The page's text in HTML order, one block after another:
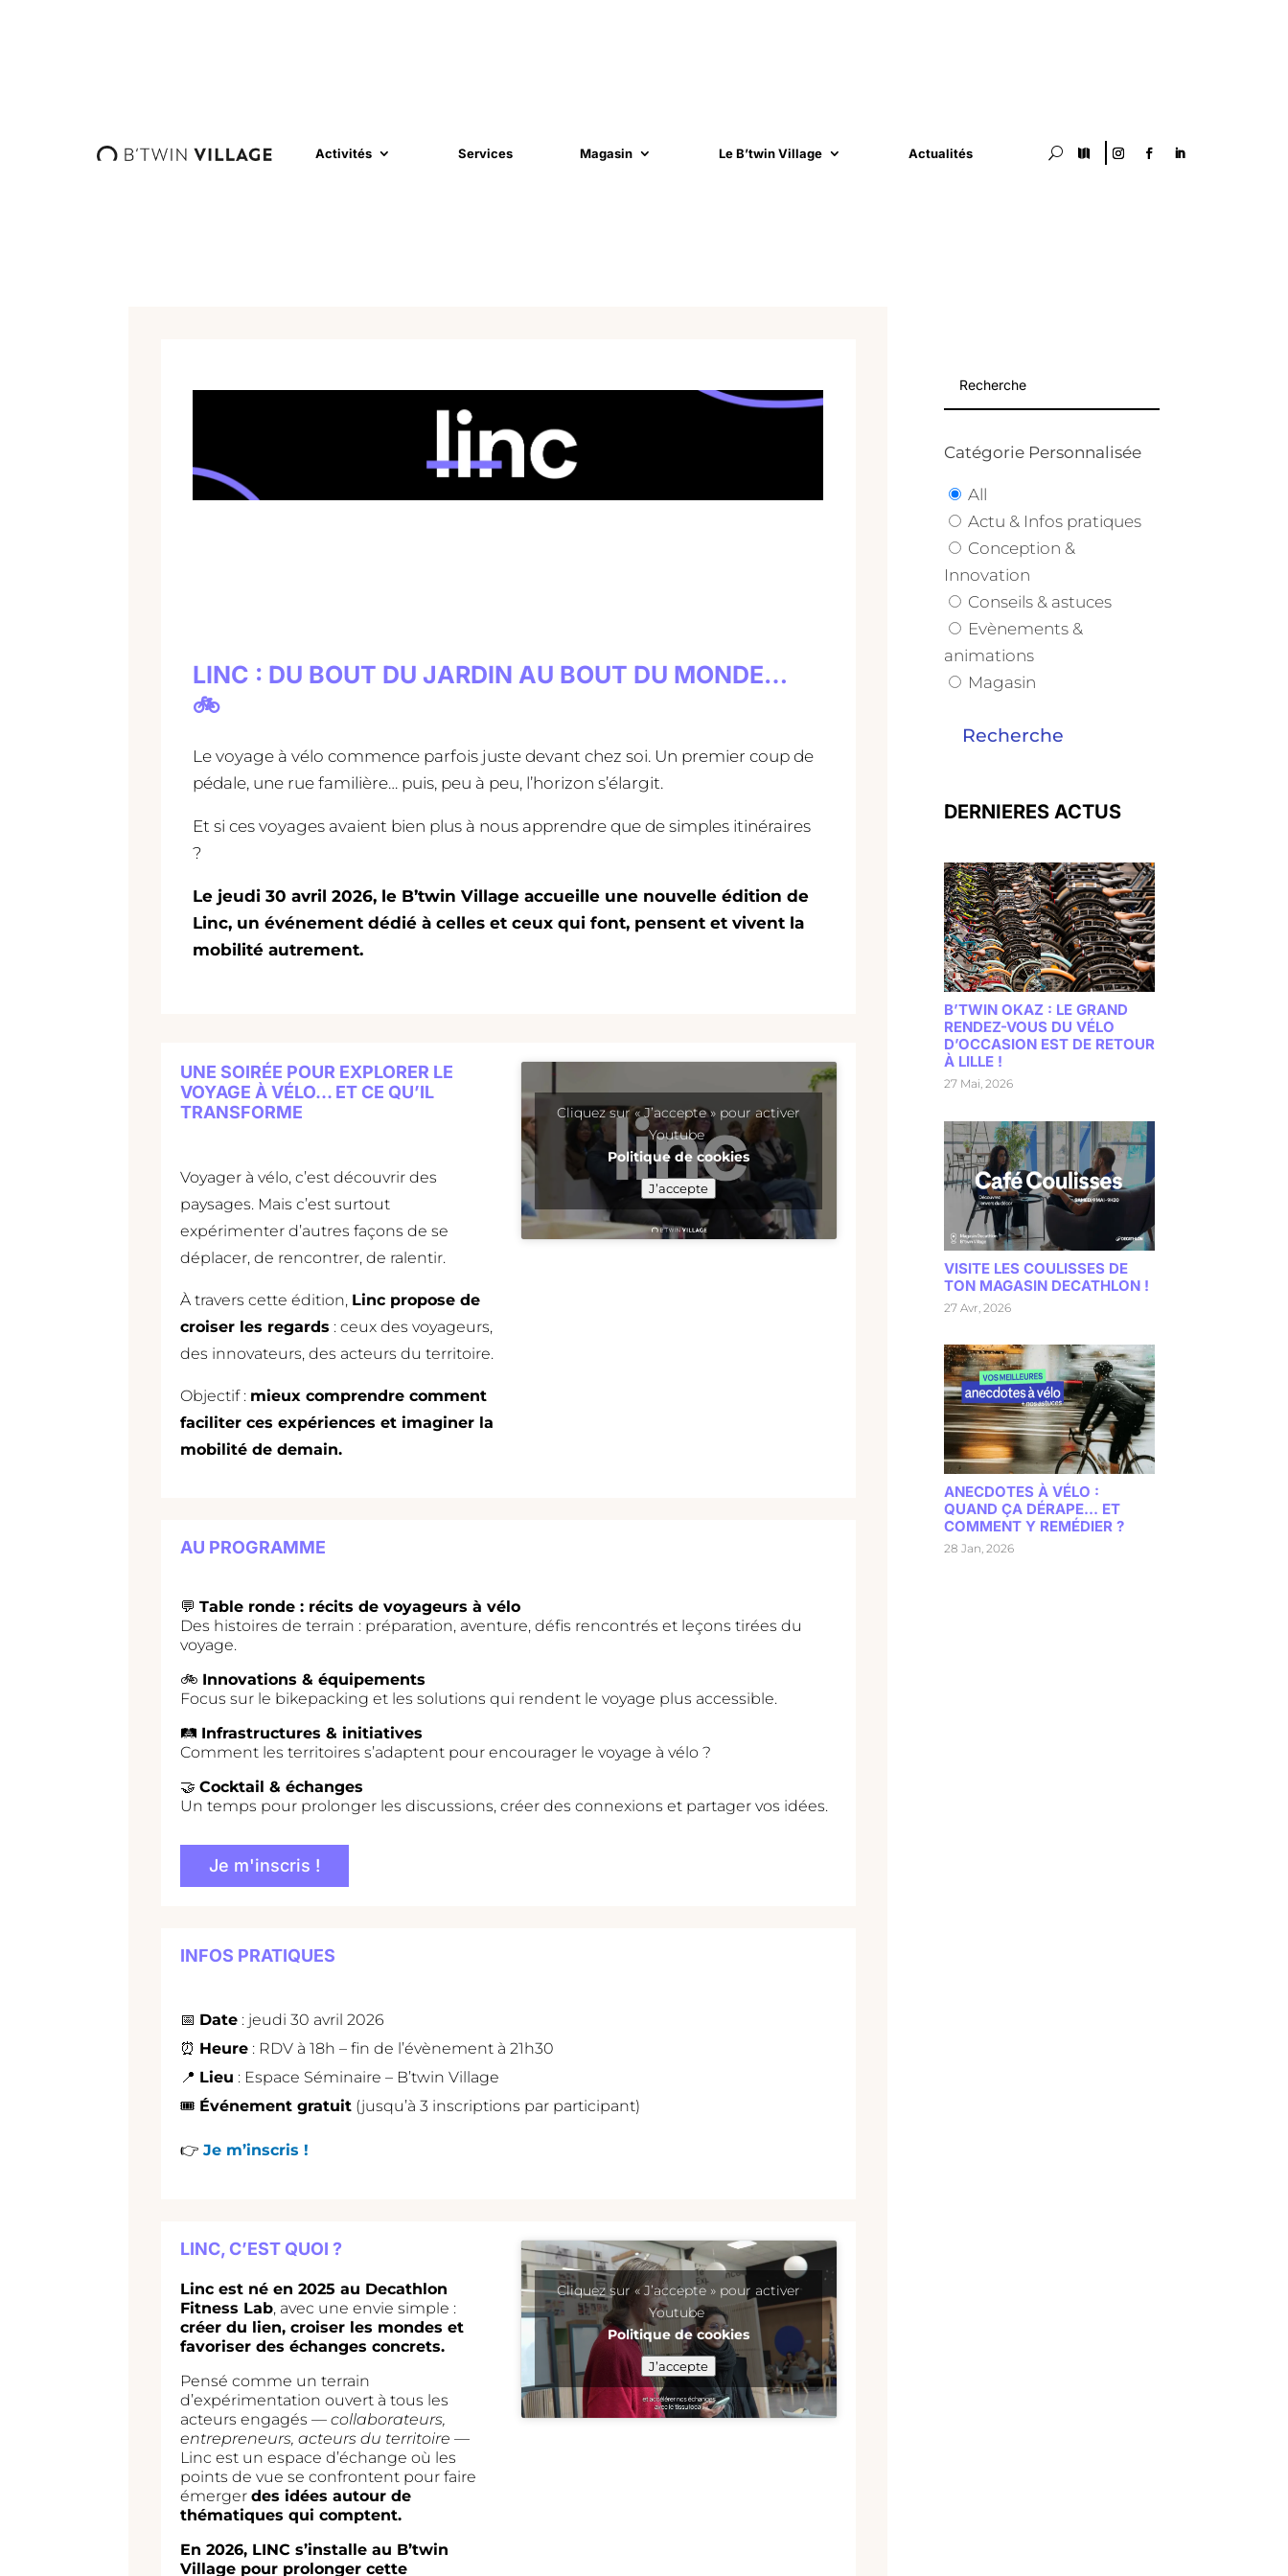
Activités Services Magasin Le B’twin Village Actualités 
U
LINC : DU BOUT DU JARDIN AU BOUT DU MONDE…
🚲
Le voyage à vélo commence parfois juste devant chez soi. Un premier coup de
pédale, une rue familière… puis, peu à peu, l’horizon s’élargit.
Et si ces voyages avaient bien plus à nous apprendre que de simples itinéraires
?
Le jeudi 30 avril 2026, le B’twin Village accueille une nouvelle édition de
Linc, un événement dédié à celles et ceux qui font, pensent et vivent la
mobilité autrement.
UNE SOIRÉE POUR EXPLORER LE
VOYAGE À VÉLO… ET CE QU’IL
TRANSFORME
Voyager à vélo, c’est découvrir des
paysages. Mais c’est surtout
expérimenter d’autres façons de se
déplacer, de rencontrer, de ralentir.
À travers cette édition, Linc propose de
croiser les regards : ceux des voyageurs,
des innovateurs, des acteurs du territoire.
Objectif : mieux comprendre comment
faciliter ces expériences et imaginer la
mobilité de demain.
Cliquez sur « J’accepte » pour activer
Youtube
Politique de cookies
J’accepte
AU PROGRAMME
💬 Table ronde : récits de voyageurs à vélo
Des histoires de terrain : préparation, aventure, défis rencontrés et leçons tirées du
voyage.
🚲 Innovations & équipements
Focus sur le bikepacking et les solutions qui rendent le voyage plus accessible.
🛤️ Infrastructures & initiatives
Comment les territoires s’adaptent pour encourager le voyage à vélo ?
🤝 Cocktail & échanges
Un temps pour prolonger les discussions, créer des connexions et partager vos idées.
Je m'inscris !
INFOS PRATIQUES
📅 Date: jeudi 30 avril 2026
⏰ Heure: RDV à 18h – fin de l’évènement à 21h30
📍 Lieu : Espace Séminaire – B’twin Village
🎟️ Événement gratuit(jusqu’à 3 inscriptions par participant)
👉 Je m’inscris !
LINC, C’EST QUOI ?
Linc est né en 2025 au Decathlon
Fitness Lab, avec une envie simple :
créer du lien, croiser les mondes et
favoriser des échanges concrets.
Pensé comme un terrain
d’expérimentation ouvert à tous les
acteurs engagés — collaborateurs,
entrepreneurs, acteurs du territoire —
Linc est un espace d’échange où les
points de vue se confrontent pour faire
émerger des idées autour de
thématiques qui comptent.
En 2026, LINC s’installe au B’twin
Villagepour prolonger cette
Cliquez sur « J’accepte » pour activer
Youtube
Politique de cookies
J’accepte
Catégorie Personnalisée
All
Actu & Infos pratiques
Conception &
Innovation
Conseils & astuces
Evènements &
animations
Magasin
Recherche
DERNIERES ACTUS
B’TWIN OKAZ : LE GRAND
RENDEZ-VOUS DU VÉLO
D’OCCASION EST DE RETOUR
À LILLE !
27 Mai, 2026
VISITE LES COULISSES DE
TON MAGASIN DECATHLON !
27 Avr, 2026
ANECDOTES À VÉLO :
QUAND ÇA DÉRAPE… ET
COMMENT Y REMÉDIER ?
28 Jan, 2026